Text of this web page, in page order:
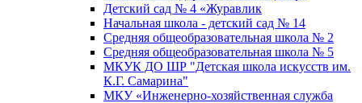
Детский сад № 4 «Журавлик
Начальная школа - детский сад № 14
Средняя общеобразовательная школа № 2
Средняя общеобразовательная школа № 5
МКУК ДО ШР "Детская школа искусств им.
К.Г. Самарина"
МКУ «Инженерно-хозяйственная служба